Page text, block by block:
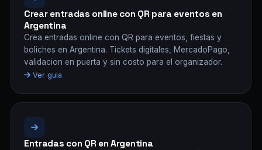
Crear entradas online con QR para eventos en
Argentina
Crea entradas online con QR para eventos, fiestas y
boliches en Argentina. Tickets digitales, MercadoPago,
validacion en puerta y sin costo para el organizador.
Ver guia
Entradas con QR en Argentina